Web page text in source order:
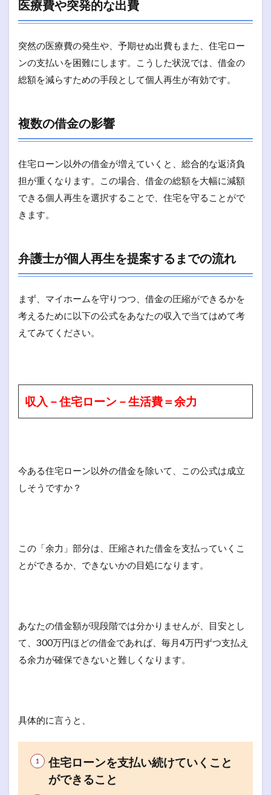
医療費や突発的な出費
突然の医療費の発生や、予期せぬ出費もまた、住宅ロー
ンの支払いを困難にします。こうした状況では、借金の
総額を減らすための手段として個人再生が有効です。
複数の借金の影響
住宅ローン以外の借金が増えていくと、総合的な返済負
担が重くなります。この場合、借金の総額を大幅に減額
できる個人再生を選択することで、住宅を守ることがで
きます。
弁護士が個人再生を提案するまでの流れ
まず、マイホームを守りつつ、借金の圧縮ができるかを
考えるために以下の公式をあなたの収入で当てはめて考
えてみてください。
収入－住宅ローン－生活費＝余力
今ある住宅ローン以外の借金を除いて、この公式は成立
しそうですか？
この「余力」部分は、圧縮された借金を支払っていくこ
とができるか、できないかの目処になります。
あなたの借金額が現段階では分かりませんが、目安とし
て、300万円ほどの借金であれば、毎月4万円ずつ支払え
る余力が確保できないと難しくなります。
具体的に言うと、
住宅ローンを支払い続けていくこと
ができること